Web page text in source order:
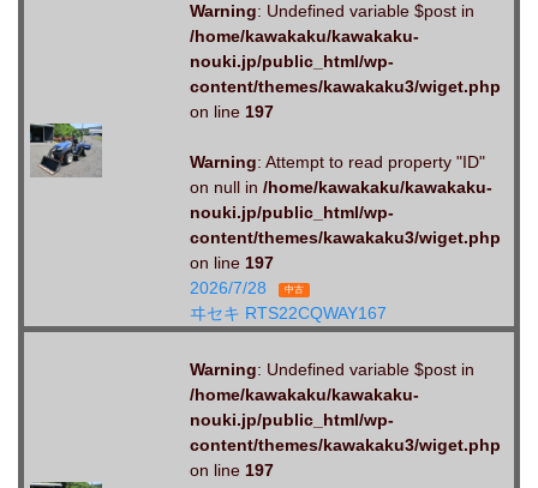
Warning: Undefined variable $post in
/home/kawakaku/kawakaku-
nouki.jp/public_html/wp-
content/themes/kawakaku3/wiget.php
on line 197
Warning: Attempt to read property "ID"
on null in /home/kawakaku/kawakaku-
nouki.jp/public_html/wp-
content/themes/kawakaku3/wiget.php
on line 197
2026/7/28
中古
ヰセキ RTS22CQWAY167
Warning: Undefined variable $post in
/home/kawakaku/kawakaku-
nouki.jp/public_html/wp-
content/themes/kawakaku3/wiget.php
on line 197